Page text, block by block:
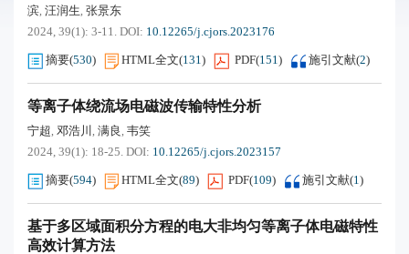
滨, 汪润生, 张景东
2024, 39(1): 3-11. DOI: 10.12265/j.cjors.2023176
摘要(530) HTML全文(131) PDF(151) 施引文献(2)
等离子体绕流场电磁波传输特性分析
宁超, 邓浩川 , 满良, 韦笑
2024, 39(1): 18-25. DOI: 10.12265/j.cjors.2023157
摘要(594) HTML全文(89) PDF(109) 施引文献(1)
基于多区域面积分方程的电大非均匀等离子体电磁特性
高效计算方法